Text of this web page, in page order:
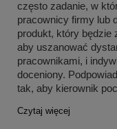
często zadanie, w
pracownicy firmy lub
produkt, który będzie
aby uszanować
pracownikami, i
doceniony.
tak, aby kierownik
Czytaj więcej